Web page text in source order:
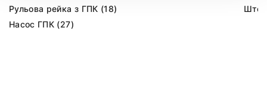
Рульова рейка з ГПК (18)
Насос ГПК (27)
Шток